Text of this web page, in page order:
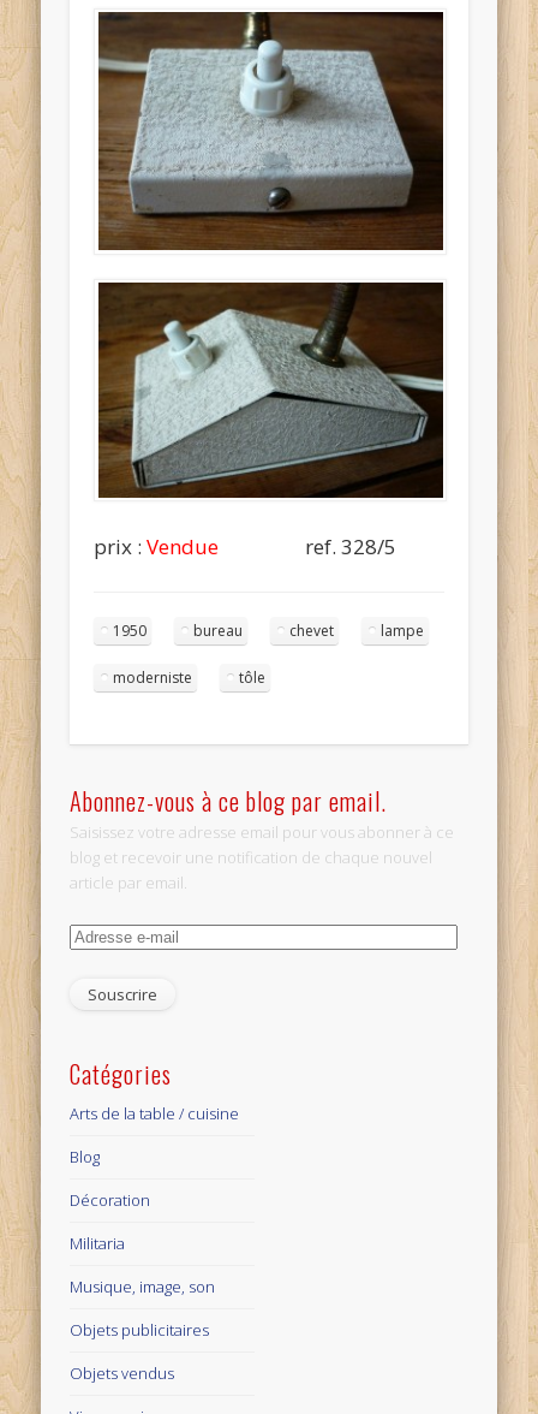
prix :Vendue ref. 328/5
1950 bureau chevet lampe
moderniste tôle
Abonnez-vous à ce blog par email.
Saisissez votre adresse email pour vous abonner à ce
blog et recevoir une notification de chaque nouvel
article par email.
Adresse
mail
Catégories
Arts de la table / cuisine
Blog
Décoration
Militaria
Musique, image, son
Objets publicitaires
Objets vendus